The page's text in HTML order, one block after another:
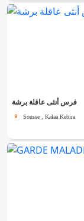
فرس أنثى عاقلة برشة
Sousse , Kalaa Kebira